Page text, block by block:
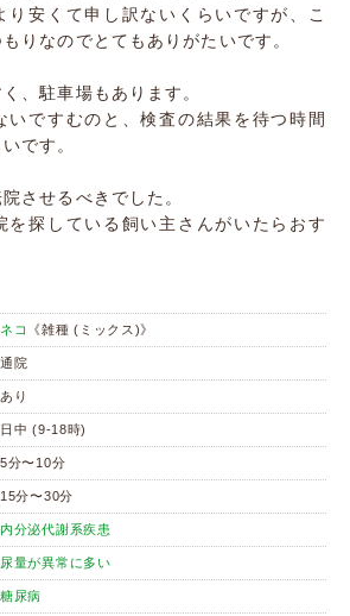
り安くて申し訳ないくらいですが、こ
りなのでとてもありがたいです。
、駐車場もあります。
いですむのと、検査の結果を待つ時間
です。
させるべきでした。
を探している飼い主さんがいたらおす
ネコ 《雑種 (ミックス)》
通院
あり
日中 (9-18時)
5分〜10分
15分〜30分
内分泌代謝系疾患
尿量が異常に多い
糖尿病